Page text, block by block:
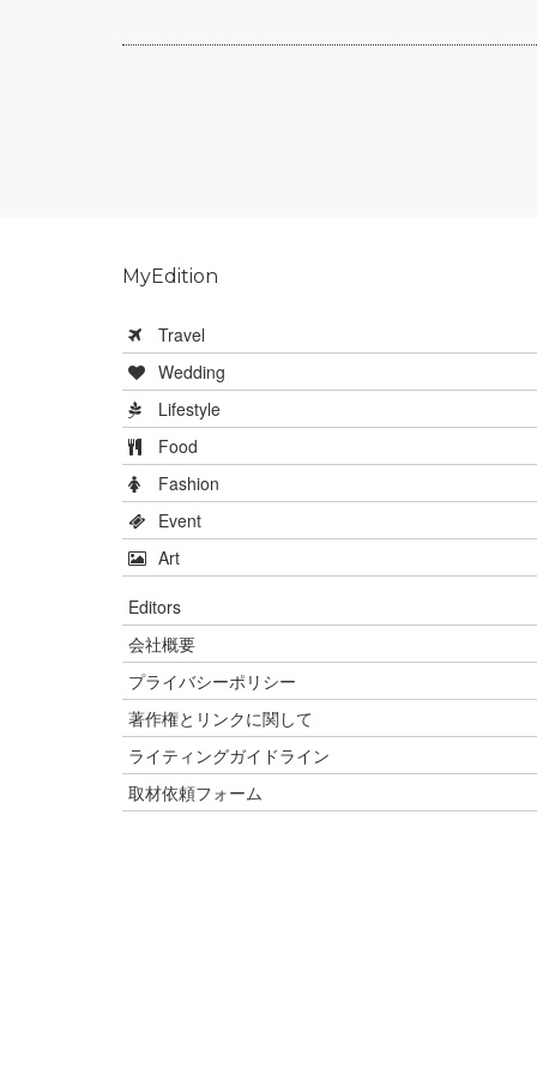
MyEdition
Travel
Wedding
Lifestyle
Food
Fashion
Event
Art
Editors
会社概要
プライバシーポリシー
著作権とリンクに関して
ライティングガイドライン
取材依頼フォーム